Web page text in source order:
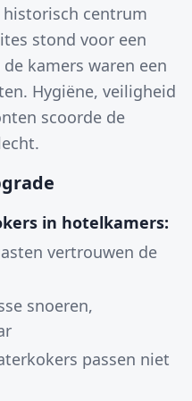
centrum
stond voor een
kamers waren een
Hygiëne, veiligheid
scoorde de
in hotelkamers:
vertrouwen de
snoeren,
passen niet